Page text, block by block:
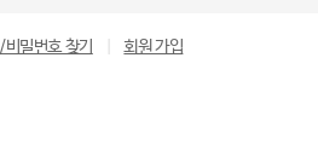
밀번호 찾기 회원 가입